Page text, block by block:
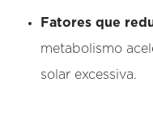
Fatores que
metabolismo
solar excessiva.